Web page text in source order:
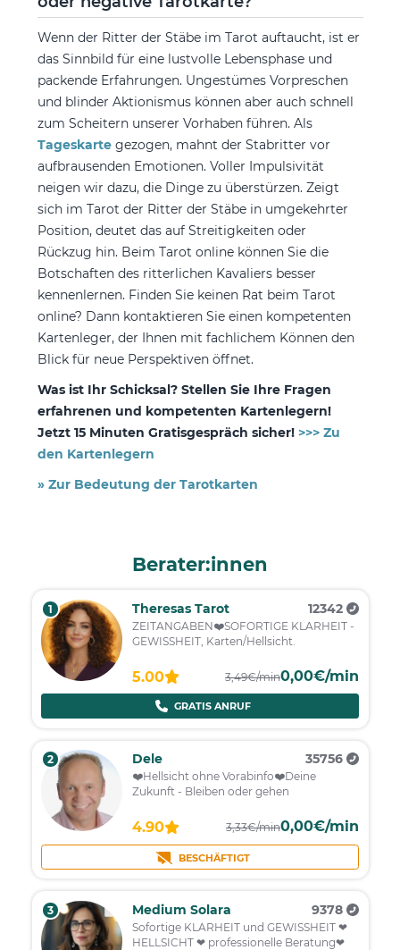
Wenn der Ritter der Stäbe im Tarot auftaucht, ist er
das Sinnbild für eine lustvolle Lebensphase und
packende Erfahrungen. Ungestümes Vorpreschen
und blinder Aktionismus können aber auch schnell
zum Scheitern unserer Vorhaben führen. Als
Tageskarte gezogen, mahnt der Stabritter vor
aufbrausenden Emotionen. Voller Impulsivität
neigen wir dazu, die Dinge zu überstürzen. Zeigt
sich im Tarot der Ritter der Stäbe in umgekehrter
Position, deutet das auf Streitigkeiten oder
Rückzug hin. Beim Tarot online können Sie die
Botschaften des ritterlichen Kavaliers besser
kennenlernen. Finden Sie keinen Rat beim Tarot
online? Dann kontaktieren Sie einen kompetenten
Kartenleger, der Ihnen mit fachlichem Können den
Blick für neue Perspektiven öffnet.
Was ist Ihr Schicksal? Stellen Sie Ihre Fragen
erfahrenen und kompetenten Kartenlegern!
Jetzt 15 Minuten Gratisgespräch sicher! >>> Zu
den Kartenlegern
» Zur Bedeutung der Tarotkarten
Berater:innen
1 Theresas Tarot 12342
ZEITANGABEN❤️SOFORTIGE KLARHEIT -
GEWISSHEIT, Karten/Hellsicht.
5.00 3,49€/min0,00€/min
GRATIS ANRUF
2 Dele 35756
❤️️Hellsicht ohne Vorabinfo❤️️Deine
Zukunft - Bleiben oder gehen
4.90 3,33€/min0,00€/min
BESCHÄFTIGT
3 Medium Solara 9378
Sofortige KLARHEIT und GEWISSHEIT ❤
HELLSICHT ❤ professionelle Beratung❤